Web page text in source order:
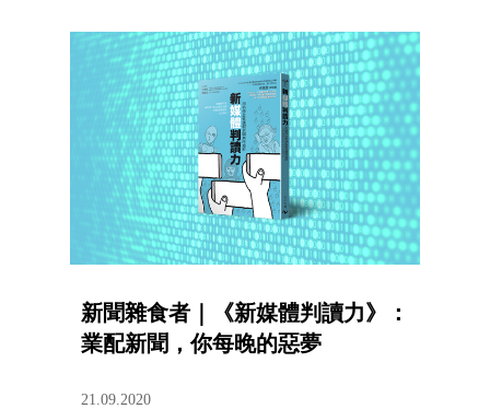
新聞雜食者｜《新媒體判讀力》：
業配新聞，你每晚的惡夢
21.09.2020